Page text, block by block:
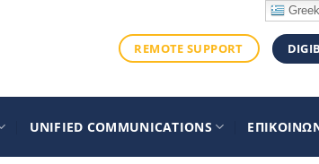
REMOTE SUPPORT
UNIFIED COMMUNICATIONS
Greek